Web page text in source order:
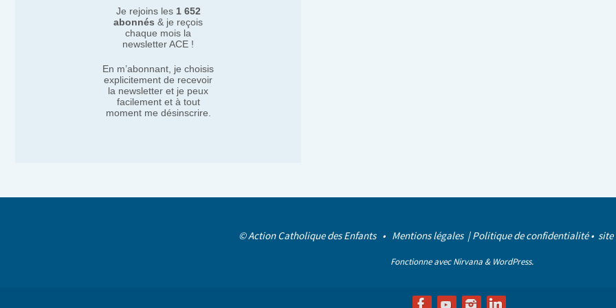
Je rejoins les 1 652
abonnés & je reçois
chaque mois la
newsletter ACE !
En m’abonnant, je choisis
explicitement de recevoir
la newsletter et je peux
facilement et à tout
moment me désinscrire.
© Action Catholique des Enfants • Mentions légales |Politique de confidentialité• site
Fonctionne avecNirvana & WordPress.